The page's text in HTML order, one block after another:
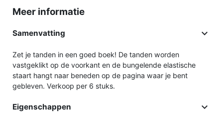
Meer informatie
Samenvatting 
Zet je tanden in een goed boek! De tanden worden
vastgeklikt op de voorkant en de bungelende elastische
staart hangt naar beneden op de pagina waar je bent
gebleven. Verkoop per 6 stuks.
Eigenschappen 